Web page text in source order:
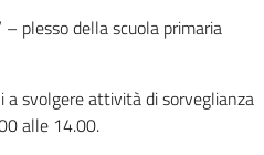
– plesso della scuola primaria
a svolgere attività di sorveglianza
alle 14.00.